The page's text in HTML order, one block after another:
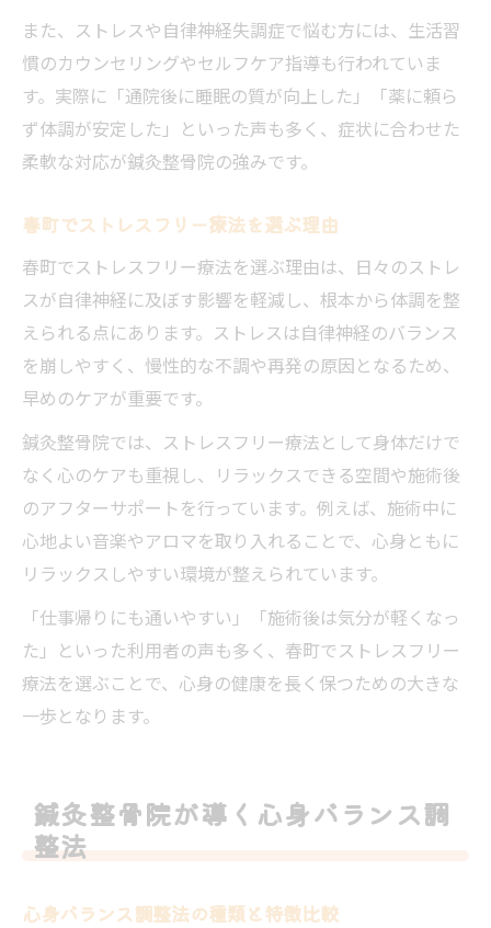
また、ストレスや自律神経失調症で悩む方には、生活習
慣のカウンセリングやセルフケア指導も行われていま
す。実際に「通院後に睡眠の質が向上した」「薬に頼ら
ず体調が安定した」といった声も多く、症状に合わせた
柔軟な対応が鍼灸整骨院の強みです。
春町でストレスフリー療法を選ぶ理由
春町でストレスフリー療法を選ぶ理由は、日々のストレ
スが自律神経に及ぼす影響を軽減し、根本から体調を整
えられる点にあります。ストレスは自律神経のバランス
を崩しやすく、慢性的な不調や再発の原因となるため、
早めのケアが重要です。
鍼灸整骨院では、ストレスフリー療法として身体だけで
なく心のケアも重視し、リラックスできる空間や施術後
のアフターサポートを行っています。例えば、施術中に
心地よい音楽やアロマを取り入れることで、心身ともに
リラックスしやすい環境が整えられています。
「仕事帰りにも通いやすい」「施術後は気分が軽くなっ
た」といった利用者の声も多く、春町でストレスフリー
療法を選ぶことで、心身の健康を長く保つための大きな
一歩となります。
鍼灸整骨院が導く心身バランス調
整法
心身バランス調整法の種類と特徴比較